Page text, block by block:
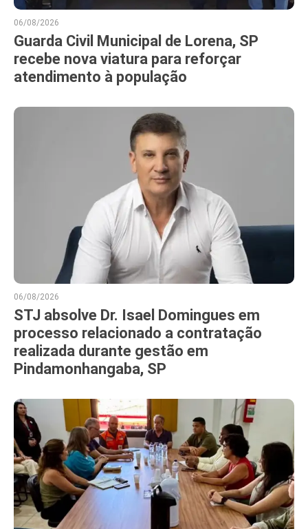
06/08/2026
Guarda Civil Municipal de Lorena, SP
recebe nova viatura para reforçar
atendimento à população
06/08/2026
STJ absolve Dr. Isael Domingues em
processo relacionado a contratação
realizada durante gestão em
Pindamonhangaba, SP